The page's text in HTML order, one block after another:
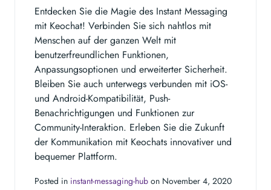
Entdecken Sie die Magie des Instant Messaging
mit Keochat! Verbinden Sie sich nahtlos mit
Menschen auf der ganzen Welt mit
benutzerfreundlichen Funktionen,
Anpassungsoptionen und erweiterter Sicherheit.
Bleiben Sie auch unterwegs verbunden mit iOS-
und Android-Kompatibilität, Push-
Benachrichtigungen und Funktionen zur
Community-Interaktion. Erleben Sie die Zukunft
der Kommunikation mit Keochats innovativer und
bequemer Plattform.
Posted in instant-messaging-hub on November 4, 2020